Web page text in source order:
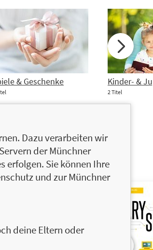
& Geschenke Kinder- &
2 Titel
ALLE
Dazu verarbeiten wir
der Münchner
erfolgen. Sie können Ihre
und zur Münchner
deine Eltern oder